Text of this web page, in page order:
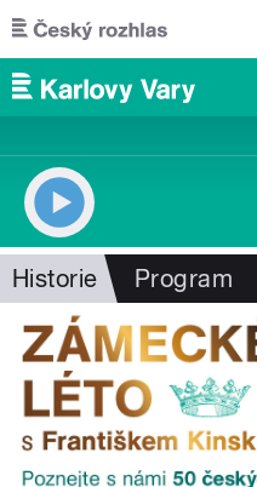
Přejít k hlavnímu obsahu
Historie Program